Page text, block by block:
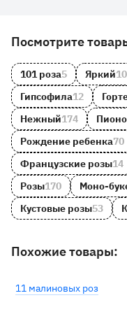
Другие товары и
Посмотрите
101 роза5 Яркий
Гипсофила12
Нежный174
Рождение ребенка70
Французские розы14
Розы170 Моно-
Кустовые розы53
Похожие товары:
11 малиновых роз